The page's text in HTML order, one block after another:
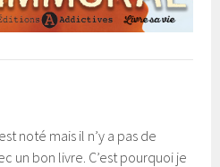
noté mais il n’y a pas de
un bon livre. C’est pourquoi je